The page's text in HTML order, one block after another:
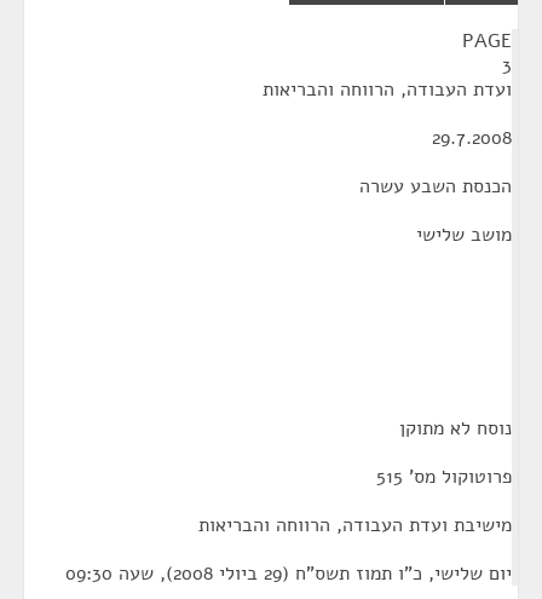
PAGE
3
ועדת העבודה, הרווחה והבריאות
29.7.2008
הכנסת השבע עשרה
מושב שלישי
נוסח לא מתוקן
פרוטוקול מס' 515
מישיבת ועדת העבודה, הרווחה והבריאות
יום שלישי, כ"ו תמוז תשס"ח (29 ביולי 2008), שעה 09:30